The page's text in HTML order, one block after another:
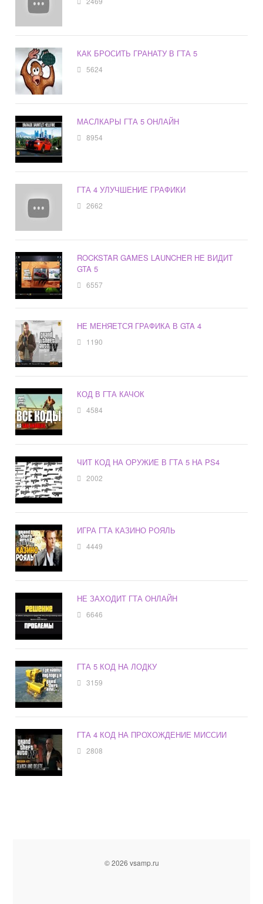
КАК БРОСИТЬ ГРАНАТУ В ГТА 5
5624
МАСЛКАРЫ ГТА 5 ОНЛАЙН
8954
ГТА 4 УЛУЧШЕНИЕ ГРАФИКИ
2662
ROCKSTAR GAMES LAUNCHER НЕ ВИДИТ
GTA 5
6557
НЕ МЕНЯЕТСЯ ГРАФИКА В GTA 4
1190
КОД В ГТА КАЧОК
4584
ЧИТ КОД НА ОРУЖИЕ В ГТА 5 НА PS4
2002
ИГРА ГТА КАЗИНО РОЯЛЬ
4449
НЕ ЗАХОДИТ ГТА ОНЛАЙН
6646
ГТА 5 КОД НА ЛОДКУ
3159
ГТА 4 КОД НА ПРОХОЖДЕНИЕ МИССИИ
2808
© 2026 vsamp.ru